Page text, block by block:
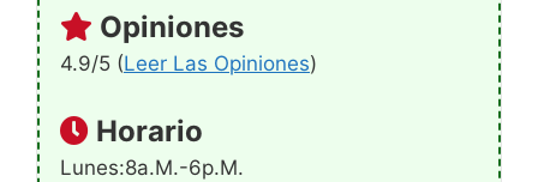
Opiniones
4.9/5 (Leer Las Opiniones)
Horario
Lunes:8a.m.-6p.m.